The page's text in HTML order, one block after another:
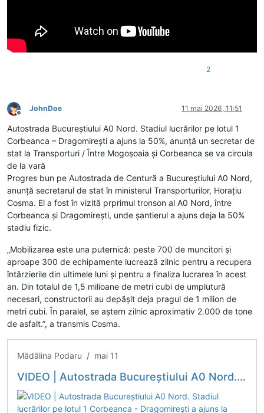
2
Deconectat
JohnDoe 11 mai 2026, 11:51
Autostrada Bucureștiului A0 Nord. Stadiul lucrărilor pe lotul 1
Corbeanca – Dragomirești a ajuns la 50%, anunță un secretar de
stat la Transporturi / Între Mogoșoaia și Corbeanca se va circula
de la vară
Progres bun pe Autostrada de Centură a Bucureștiului A0 Nord,
anunță secretarul de stat în ministerul Transporturilor, Horațiu
Cosma. El a fost în vizită prprimul tronson al A0 Nord, între
Corbeanca și Dragomirești, unde șantierul a ajuns deja la 50%
stadiu fizic.
„Mobilizarea este una puternică: peste 700 de muncitori și
aproape 300 de echipamente lucrează zilnic pentru a recupera
întârzierile din ultimele luni și pentru a finaliza lucrarea în acest
an. Din totalul de 1,5 milioane de metri cubi de umplutură
necesari, constructorii au depășit deja pragul de 1 milion de
metri cubi. În paralel, se aștern zilnic aproximativ 2.000 de tone
de asfalt.”, a transmis Cosma.
Mădălina Podaru / mai 11
VIDEO | Autostrada Bucureștiului A0 Nord. Stadiul lucrărilor pe lotul 1 Corbeanca - Dragomirești a ajuns la 50%, anunță un secretar de stat la Transporturi / Între Mogoșoaia și Corbeanca se va...